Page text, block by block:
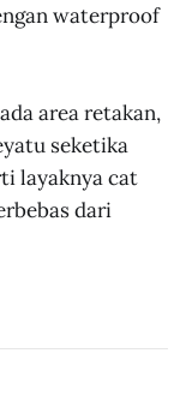
waterproof
area retakan,
seketika
layaknya cat
dari